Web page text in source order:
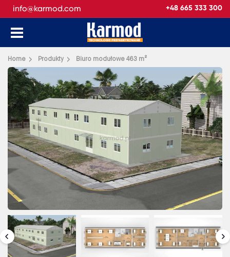
info@karmod.com +48 665 333 300
Home Produkty Biuro modułowe 463 m²